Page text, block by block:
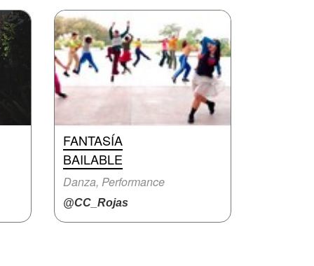
FANTASÍA
BAILABLE
Danza, Performance
@CC_Rojas